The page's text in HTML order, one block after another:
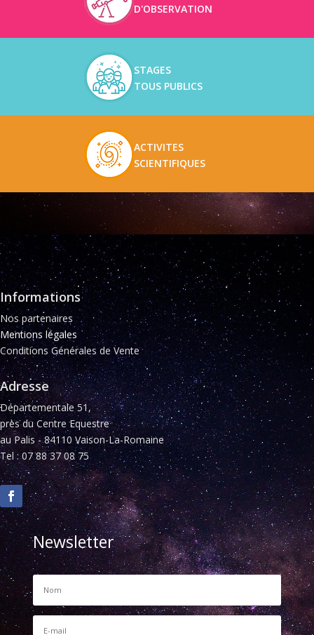
D'OBSERVATION
STAGES
TOUS PUBLICS
ACTIVITES
SCIENTIFIQUES
Informations
Nos partenaires
Mentions légales
Conditions Générales de Vente
Adresse
Départementale 51,
près du Centre Equestre
au Palis - 84110 Vaison-La-Romaine
Tel : 07 88 37 08 75
Newsletter